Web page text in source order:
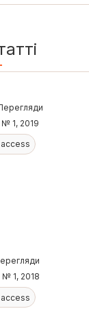
1, 2019
1, 2018